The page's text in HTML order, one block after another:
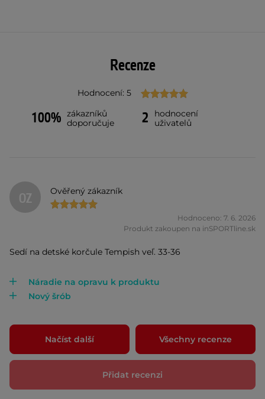
Recenze
Hodnocení: 5
100% zákazníků
doporučuje
2
hodnocení
uživatelů
OZ Ověřený zákazník
Hodnoceno: 7. 6. 2026
Produkt zakoupen na inSPORTline.sk
Sedí na detské korčule Tempish veľ. 33-36
Náradie na opravu k produktu
Nový šrób
Načíst další Všechny recenze
Přidat recenzi